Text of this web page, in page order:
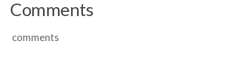
Comments
comments